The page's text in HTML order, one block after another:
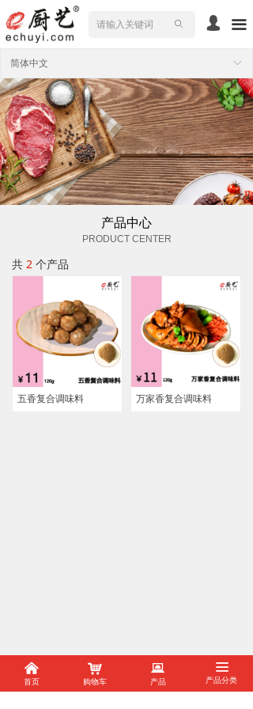
넙 끀
ꄙ
ꀅ
简体中文
产品中心
PRODUCT CENTER
共 2 个产品
五香复合调味料 万家香复合调味料
낀
首页
낙
购物车
뀵
产品
#
产品分类
끀